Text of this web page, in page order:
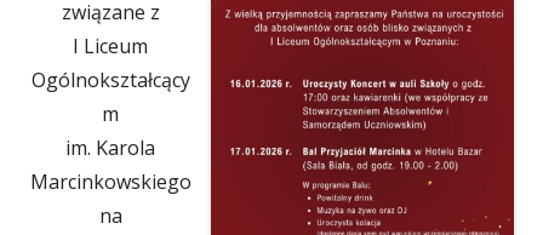
związane z
I Liceum
Ogólnokształcący
m
im. Karola
Marcinkowskiego
na